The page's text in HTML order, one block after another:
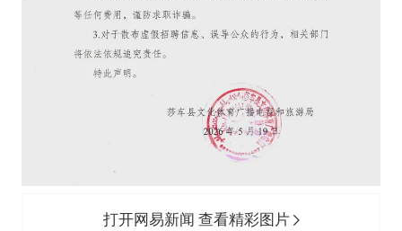
打开网易新闻 查看精彩图片